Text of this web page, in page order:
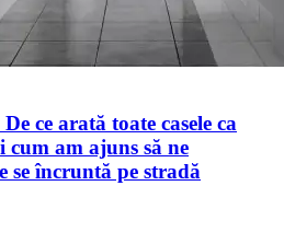
ce arată toate casele ca
cum am ajuns să ne
se încruntă pe stradă